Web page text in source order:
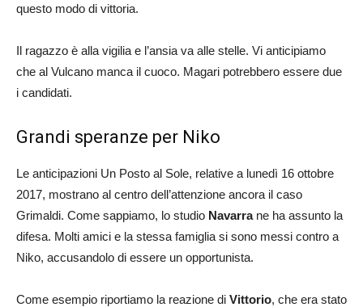
questo modo di vittoria.
Il ragazzo è alla vigilia e l’ansia va alle stelle. Vi anticipiamo
che al Vulcano manca il cuoco. Magari potrebbero essere due
i candidati.
Grandi speranze per Niko
Le anticipazioni Un Posto al Sole, relative a lunedì 16 ottobre
2017, mostrano al centro dell’attenzione ancora il caso
Grimaldi. Come sappiamo, lo studio Navarrane ha assunto la
difesa. Molti amici e la stessa famiglia si sono messi contro a
Niko, accusandolo di essere un opportunista.
Come esempio riportiamo la reazione di Vittorio, che era stato